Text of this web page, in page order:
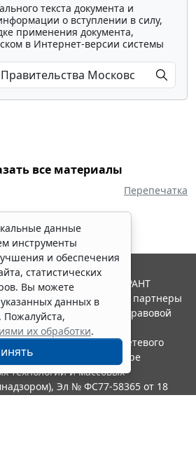
текста документа и
о вступлении в силу,
применения документа,
в Интернет-версии системы
все материалы
Перепечатка
данные
инструменты
и обеспечения
статистических
Вы можете
данных в
Пожалуйста,
их обработки.
2026. Система ГАРАНТ
Компания "Гарант" и ее партнеры
Российской ассоциации правовой
в качестве сетевого
службой по надзору в сфере
технологий и массовых
Эл № ФС77-58365 от 18